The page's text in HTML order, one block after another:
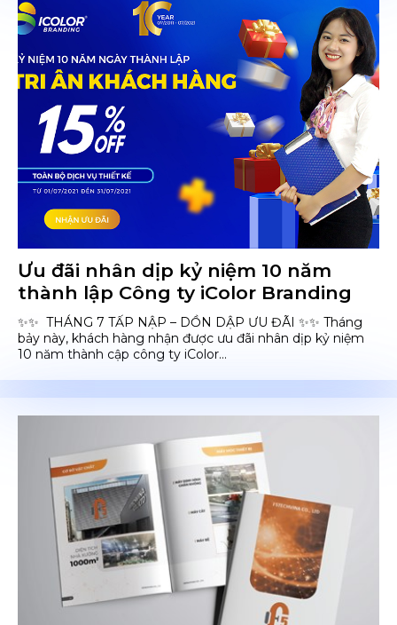
Ưu đãi nhân dịp kỷ niệm 10 năm
thành lập Công ty iColor Branding
✨✨ THÁNG 7 TẤP NẬP – DỒN DẬP ƯU ĐÃI ✨✨ Tháng
bảy này, khách hàng nhận được ưu đãi nhân dịp kỷ niệm
10 năm thành cập công ty iColor...